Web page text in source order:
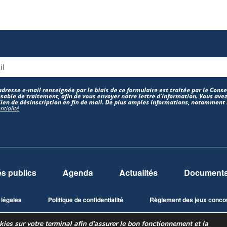
e-mail renseignée par le biais de ce formulaire est traitée par le
de traitement, afin de vous envoyer notre lettre d’information. Vous
de désinscription en fin de mail. De plus amples informations,
publics Agenda Actualités
Politique de confidentialité Règlement des jeux
sur votre terminal afin d’assurer le bon fonctionnement et la